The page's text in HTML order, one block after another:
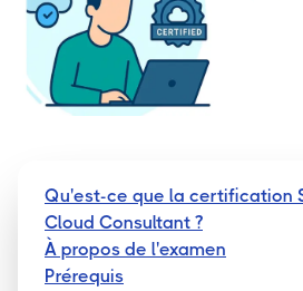
Qu'est-ce que la certification
Cloud Consultant ?
À propos de l'examen
Prérequis